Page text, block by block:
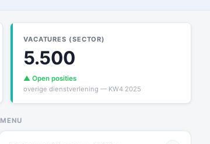
VACATURES (SECTOR)
5.500
▲ Open posities
overige dienstverlening — KW4 2025
MENU